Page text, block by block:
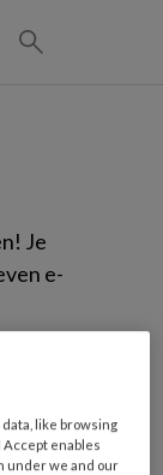
Je
e-
je niet
onze
je het
like browsing
enables
under we and our